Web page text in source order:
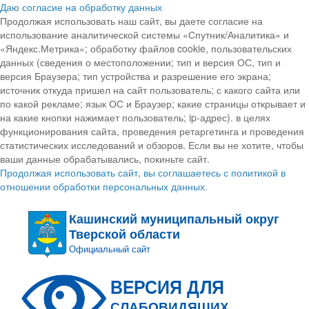
Даю согласие на обработку данных
Продолжая использовать наш сайт, вы даете согласие на
использование аналитической системы «Спутник/Аналитика» и
«Яндекс.Метрика»; обработку файлов cookie, пользовательских
данных (сведения о местоположении; тип и версия ОС, тип и
версия Браузера; тип устройства и разрешение его экрана;
источник откуда пришел на сайт пользователь; с какого сайта или
по какой рекламе; язык ОС и Браузер; какие страницы открывает и
на какие кнопки нажимает пользователь; ip-адрес). в целях
функционирования сайта, проведения ретаргетинга и проведения
статистических исследований и обзоров. Если вы не хотите, чтобы
ваши данные обрабатывались, покиньте сайт.
Продолжая использовать сайт, вы соглашаетесь с политикой в
отношении обработки персональных данных.